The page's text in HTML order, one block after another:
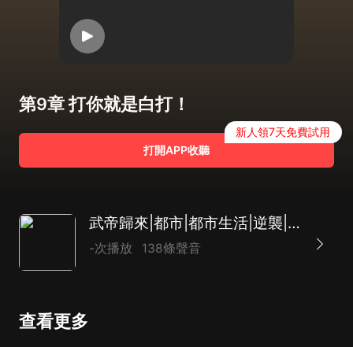
第9章 打你就是白打！
打開APP收聽
新人領7天免費試用
武帝歸來|都市|都市生活|逆襲|修真|AI專輯
-次播放 138條聲音
查看更多